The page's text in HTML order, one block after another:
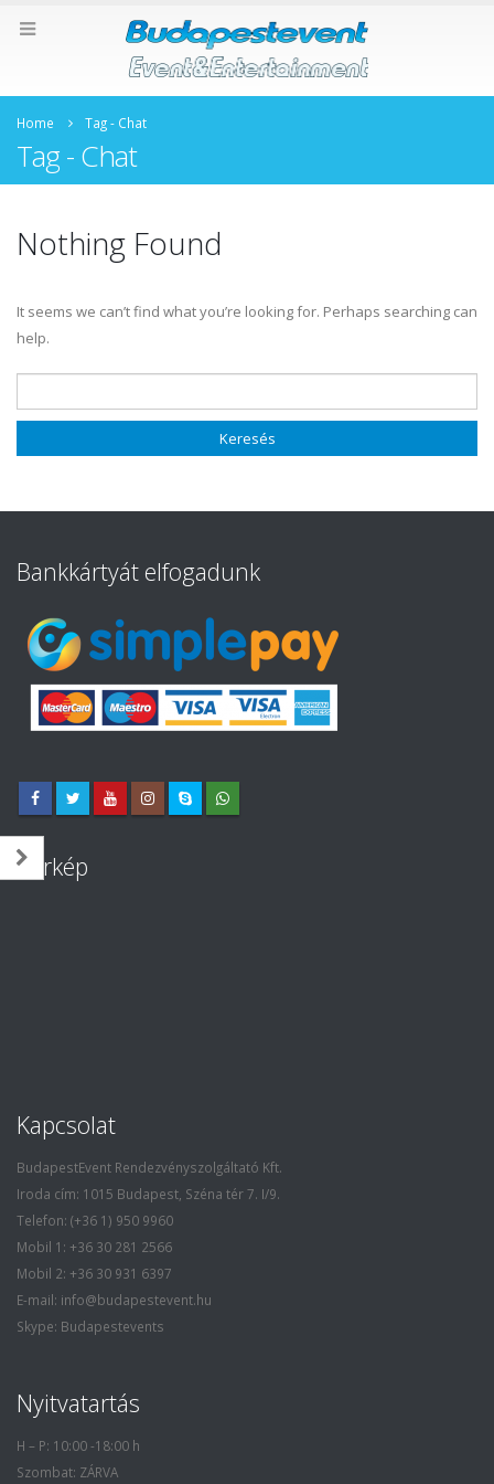
Home Tag - Chat
Tag - Chat
Nothing Found
It seems we can’t find what you’re looking for. Perhaps searching can
help.
Bankkártyát elfogadunk
Térkép
Kapcsolat
BudapestEvent Rendezvényszolgáltató Kft.
Iroda cím: 1015 Budapest, Széna tér 7. I/9.
Telefon: (+36 1) 950 9960
Mobil 1: +36 30 281 2566
Mobil 2: +36 30 931 6397
E-mail: info@budapestevent.hu
Skype: Budapestevents
Nyitvatartás
H – P: 10:00 -18:00 h
Szombat: ZÁRVA